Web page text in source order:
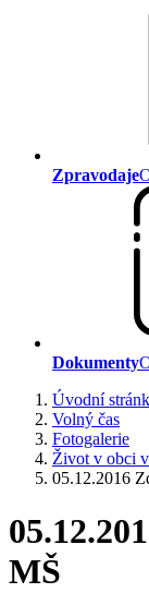
Zpravodaje
Dokumenty
Úvodní
Volný čas
Fotogalerie
Život v obci
05.12.2016
MŠ